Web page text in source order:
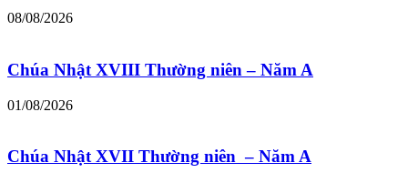
08/08/2026
Chúa Nhật XVIII Thường niên – Năm A
01/08/2026
Chúa Nhật XVII Thường niên – Năm A